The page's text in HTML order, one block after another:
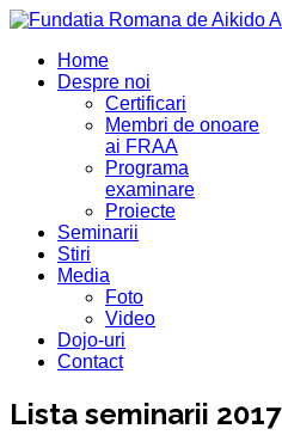
Home
Despre noi
Certificari
Membri de onoare
ai FRAA
Programa
examinare
Proiecte
Seminarii
Stiri
Media
Foto
Video
Dojo-uri
Contact
Lista seminarii 2017